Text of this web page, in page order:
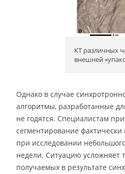
КТ различных
внешней
Однако в случае
алгоритмы, разработанные
не годятся. Специалистам
сегментирование
при исследовании
недели. Ситуацию усложняет
получаемых в результате